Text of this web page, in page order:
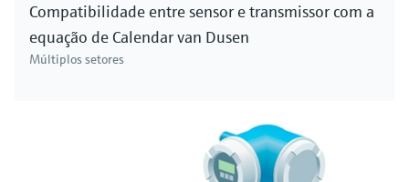
Compatibilidade entre sensor e transmissor com a
equação de Calendar van Dusen
Múltiplos setores